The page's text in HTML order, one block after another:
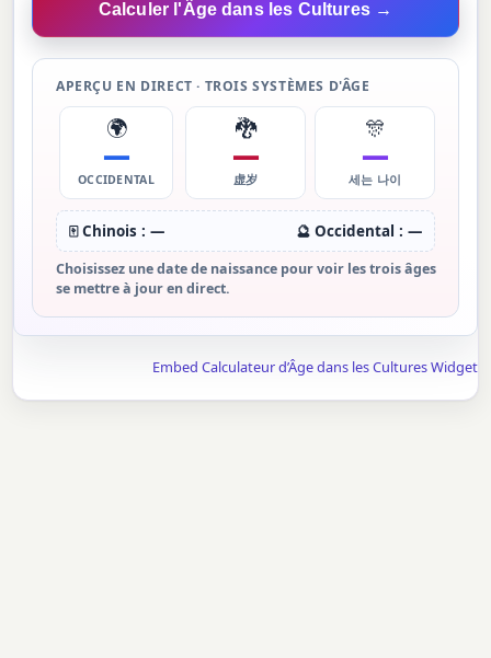
Calculer l'Âge dans les Cultures →
APERÇU EN DIRECT · TROIS SYSTÈMES D'ÂGE
🌍
—
OCCIDENTAL
🐉
—
虚岁
🎊
—
세는 나이
🀄 Chinois :— 🔮 Occidental : —
Choisissez une date de naissance pour voir les trois âges
se mettre à jour en direct.
Embed Calculateur d’Âge dans les Cultures Widget